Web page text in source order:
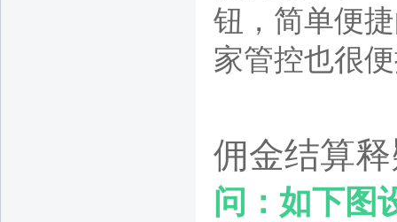
钮，简单便
家管控也很
佣金结算
问：如下图